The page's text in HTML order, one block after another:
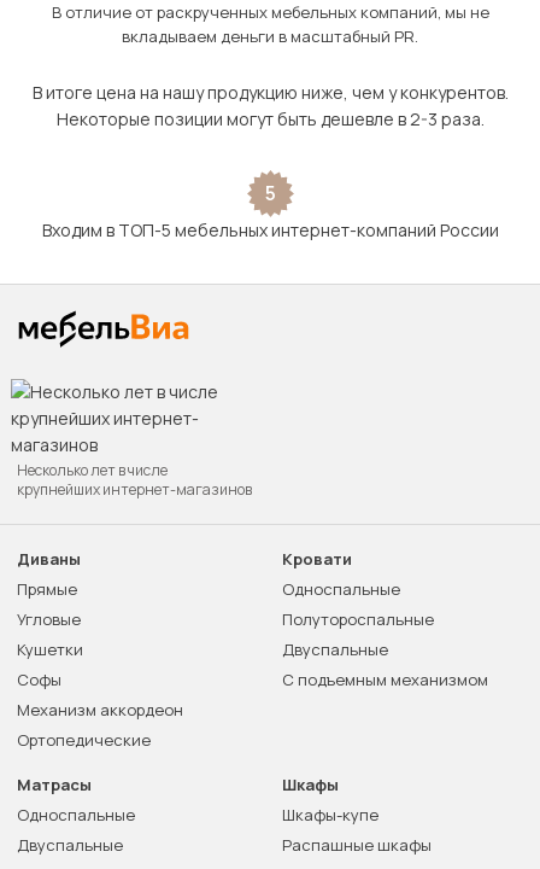
В отличие от раскрученных мебельных компаний, мы не
вкладываем деньги в масштабный PR.
В итоге цена на нашу продукцию ниже, чем у конкурентов.
Некоторые позиции могут быть дешевле в 2-3 раза.
5
Входим в ТОП-5 мебельных интернет-компаний России
Несколько лет в числе
крупнейших интернет-магазинов
Диваны
Прямые
Угловые
Кушетки
Софы
Механизм аккордеон
Ортопедические
Кровати
Односпальные
Полутороспальные
Двуспальные
С подъемным механизмом
Матрасы
Односпальные
Двуспальные
Шкафы
Шкафы-купе
Распашные шкафы